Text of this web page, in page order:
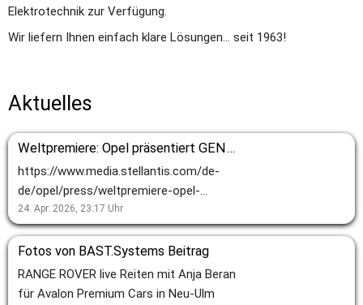
Elektrotechnik zur Verfügung.
Wir liefern Ihnen einfach klare Lösungen... seit 1963!
Aktuelles
Weltpremiere: Opel präsentiert GEN4-Prototyp für Formel E
https://www.media.stellantis.com/de-
de/opel/press/weltpremiere-opel-
praesentiert-gen4-prototyp-fuer-
formel-e
24. Apr. 2026, 23:17 Uhr
Fotos von BAST.Systems Beitrag
RANGE ROVER live Reiten mit Anja Beran
für Avalon Premium Cars in Neu-Ulm